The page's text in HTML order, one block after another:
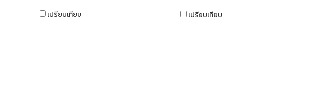
เปรียบเทียบ เปรียบเทียบ